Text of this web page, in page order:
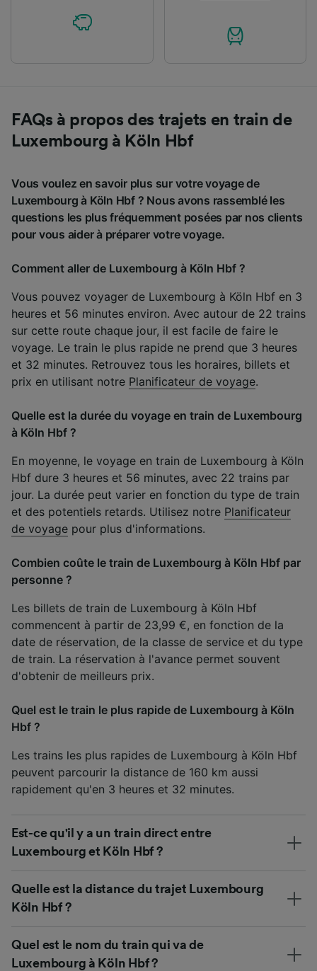
FAQs à propos des trajets en train de
Luxembourg à Köln Hbf
Vous voulez en savoir plus sur votre voyage de
Luxembourg à Köln Hbf ? Nous avons rassemblé les
questions les plus fréquemment posées par nos clients
pour vous aider à préparer votre voyage.
Comment aller de Luxembourg à Köln Hbf ?
Vous pouvez voyager de Luxembourg à Köln Hbf en 3
heures et 56 minutes environ. Avec autour de 22 trains
sur cette route chaque jour, il est facile de faire le
voyage. Le train le plus rapide ne prend que 3 heures
et 32 minutes. Retrouvez tous les horaires, billets et
prix en utilisant notre Planificateur de voyage.
Quelle est la durée du voyage en train de Luxembourg
à Köln Hbf ?
En moyenne, le voyage en train de Luxembourg à Köln
Hbf dure 3 heures et 56 minutes, avec 22 trains par
jour. La durée peut varier en fonction du type de train
et des potentiels retards. Utilisez notre Planificateur
de voyage pour plus d'informations.
Combien coûte le train de Luxembourg à Köln Hbf par
personne ?
Les billets de train de Luxembourg à Köln Hbf
commencent à partir de 23,99 €, en fonction de la
date de réservation, de la classe de service et du type
de train. La réservation à l'avance permet souvent
d'obtenir de meilleurs prix.
Quel est le train le plus rapide de Luxembourg à Köln
Hbf ?
Les trains les plus rapides de Luxembourg à Köln Hbf
peuvent parcourir la distance de 160 km aussi
rapidement qu'en 3 heures et 32 minutes.
Est-ce qu'il y a un train direct entre
Luxembourg et Köln Hbf ?
Quelle est la distance du trajet Luxembourg
Köln Hbf ?
Quel est le nom du train qui va de
Luxembourg à Köln Hbf ?